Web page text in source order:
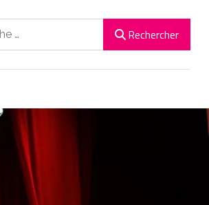
Rechercher